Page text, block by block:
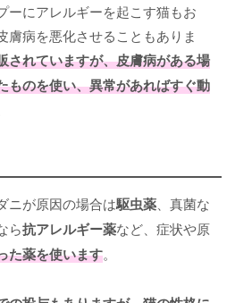
にアレルギーを起こす猫もお
膚病を悪化させることもありま
されていますが、皮膚病がある場
ものを使い、異常があればすぐ動
ニが原因の場合は駆虫薬 、真菌な
ら抗アレルギー薬など、症状や原
た薬を使います。